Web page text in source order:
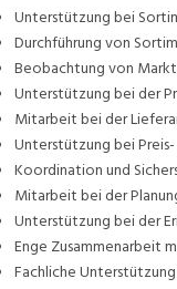
Unterstützung bei
Durchführung von
Beobachtung von
Unterstützung bei der
Mitarbeit bei der
Unterstützung bei
Koordination und
Mitarbeit bei der
Unterstützung bei der
Enge Zusammenarbeit
Fachliche